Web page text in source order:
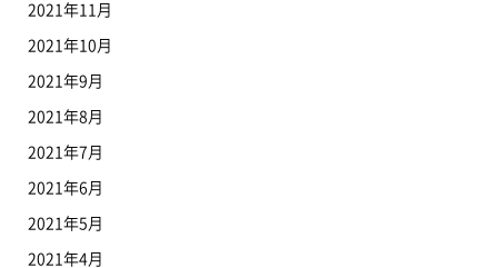
2021年11月
2021年10月
2021年9月
2021年8月
2021年7月
2021年6月
2021年5月
2021年4月